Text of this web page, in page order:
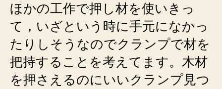
ほかの工作で押し材を使いきっ
て，いざという時に手元になかっ
たりしそうなのでクランプで材を
把持することを考えてます。木材
を押さえるのにいいクランプ見つ